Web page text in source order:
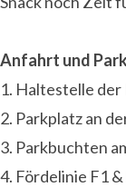
Anfahrt und
1. Haltestelle der
2. Parkplatz an
3. Parkbuchten
4. Fördelinie F1